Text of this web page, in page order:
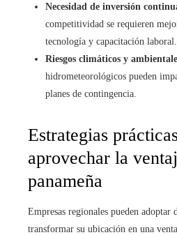
Necesidad de inversión
competitividad se requieren
tecnología y capacitación laboral.
Riesgos climáticos y
hidrometeorológicos pueden
planes de contingencia.
Estrategias
aprovechar la
panameña
Empresas regionales pueden adoptar
transformar su ubicación en una